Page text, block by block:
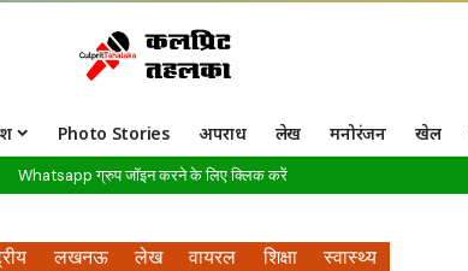
Photo Stories अपराध लेख मनोरंजन खेल
Whatsapp ग्रुप जॉइन करने के लिए क्लिक करें
लखनऊ लेख वायरल शिक्षा स्वास्थ्य